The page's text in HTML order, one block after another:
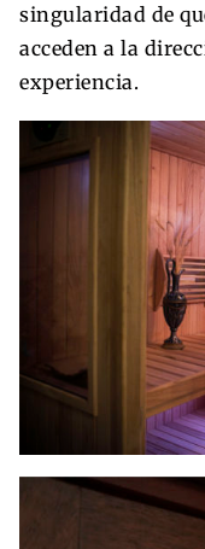
singularidad de
acceden a la
experiencia.